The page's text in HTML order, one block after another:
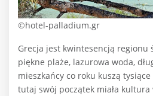
©hotel-palladium.gr
Grecja jest kwintesencją regionu
piękne plaże, lazurowa woda,
mieszkańcy co roku kuszą
tutaj swój początek miała kultura